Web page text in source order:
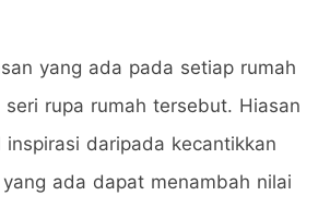
yang ada pada setiap rumah
seri rupa rumah tersebut. Hiasan
inspirasi daripada kecantikkan
ada dapat menambah nilai